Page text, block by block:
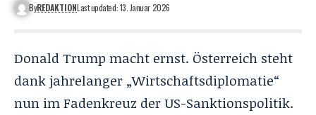
ByREDAKTIONLast updated: 13. Januar 2026
Donald Trump macht ernst. Österreich steht
dank jahrelanger „Wirtschaftsdiplomatie“
nun im Fadenkreuz der US-Sanktionspolitik.